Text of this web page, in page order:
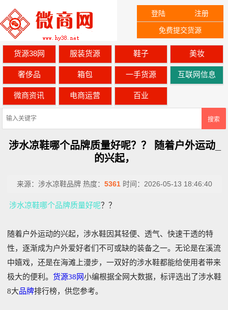
登陆 注册
免费提交货源
货源38网 服装货源 鞋子 美妆
奢侈品 箱包 一手货源 互联网信息
微商资讯 电商运营 百业
搜索
涉水凉鞋哪个品牌质量好呢？？ 随着户外运动_
的兴起，
来源：涉水凉鞋品牌热度：5361 时间： 2026-05-13 18:46:40
涉水凉鞋哪个品牌质量好呢？？
随着户外运动的兴起，涉水鞋因其轻便、透气、快速干透的特
性，逐渐成为户外爱好者们不可或缺的装备之一。无论是在溪流
中嬉戏，还是在海滩上漫步，一双好的涉水鞋都能给使用者带来
极大的便利。货源38网小编根据全网大数据，标评选出了涉水鞋
8大品牌排行榜，供您参考。